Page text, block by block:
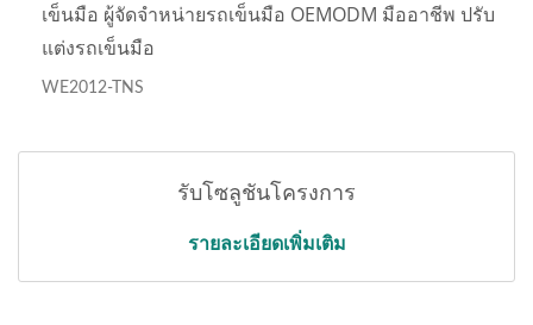
เข็นมือ ผู้จัดจำหน่ายรถเข็นมือ OEMODM มืออาชีพ ปรับ
แต่งรถเข็นมือ
WE2012-TNS
รับโซลูชันโครงการ
รายละเอียดเพิ่มเติม